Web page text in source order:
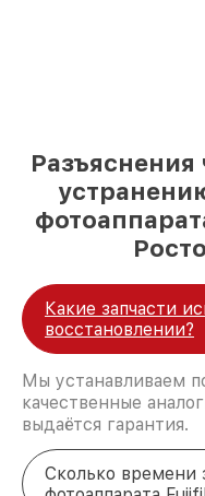
Какие запчасти
восстановлении?
Мы устанавливаем
качественные
выдаётся гарантия.
Сколько времени